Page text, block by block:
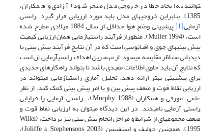
توانند به ایجاد خطا در خروجی مدل منجر شود ( آزادی و همکاران،
1385). بنابراین خروجی­های مدل باید مورد ارزیابی قرار گیرد. راستی
آزمایی[1] پیش­بینی وضع هوا حداقل از سال 1884 میلادی مطرح شده
است، (Muller, 1994). منظوراز فرآیند راستی­آزمایی همان ارزیابی کیفیت
پیش بینی­های جوی و اقیانوسی است که در آن نتایج فرآیند پیش بینی با
دیدبانی متناظر مقایسه می­شود. از مهم­ترین اهداف راستی­آزمایی آن است
که نتایج آن باید حاوی اطلاعات مفیدی باشد تا بتواند راه­کارهای جدیدی
برای پیش­بینی بهتر ارائه دهد. تحلیل آماری راستی­آزمایی می­تواند در
ارزیابی نقاط قوت و ضعف پیش بین و یا امر پیش بینی کمک کند. از نظر
علمی، مورفی و همکاران (Murphy, 1988)، راستی آزمایی را فرایابی
راستی آزمایی نامیدند. در این دیدگاه می­توان به ارزیابی نقاط قوت و
ضعف مجموعه­ای از شرایط و مراحل انجام پیش بینی نیز پرداخت، (Wilks,
1995). همچنین جولیف و استفنسن (Joliffe & Stephensons, 2003)،